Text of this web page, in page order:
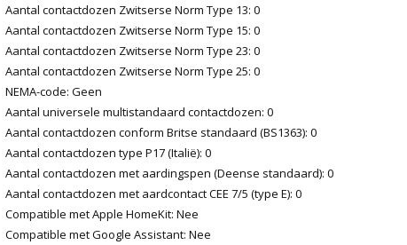
Aantal contactdozen Zwitserse Norm Type 13: 0
Aantal contactdozen Zwitserse Norm Type 15: 0
Aantal contactdozen Zwitserse Norm Type 23: 0
Aantal contactdozen Zwitserse Norm Type 25: 0
NEMA-code: Geen
Aantal universele multistandaard contactdozen: 0
Aantal contactdozen conform Britse standaard (BS1363): 0
Aantal contactdozen type P17 (Italië): 0
Aantal contactdozen met aardingspen (Deense standaard): 0
Aantal contactdozen met aardcontact CEE 7/5 (type E): 0
Compatible met Apple HomeKit: Nee
Compatible met Google Assistant: Nee